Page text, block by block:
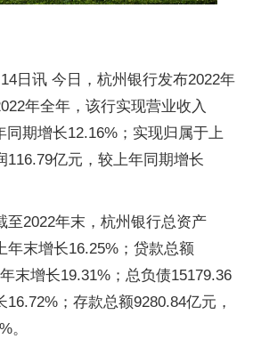
日讯 今日，杭州银行发布2022年
年全年，该行实现营业收入
同期增长12.16%；实现归属于上
116.79亿元，较上年同期增长
至2022年末，杭州银行总资产
年末增长16.25%；贷款总额
末增长19.31%；总负债15179.36
；存款总额9280.84亿元，
。